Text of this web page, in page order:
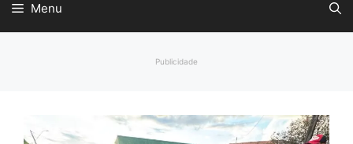
Menu
Publicidade